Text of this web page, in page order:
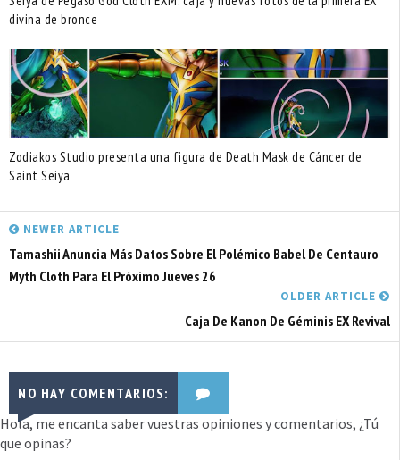
divina de bronce
Zodiakos Studio presenta una figura de Death Mask de Cáncer de
Saint Seiya
NEWER ARTICLE
Tamashii Anuncia Más Datos Sobre El Polémico Babel De Centauro
Myth Cloth Para El Próximo Jueves 26
OLDER ARTICLE
Caja De Kanon De Géminis EX Revival
NO HAY COMENTARIOS:
Hola, me encanta saber vuestras opiniones y comentarios, ¿Tú
que opinas?